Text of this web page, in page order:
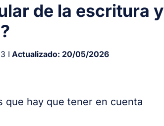
de la escritura y
I Actualizado: 20/05/2026
que hay que tener en cuenta